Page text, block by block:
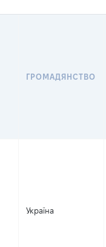
ГРОМАДЯНСТВО
Україна